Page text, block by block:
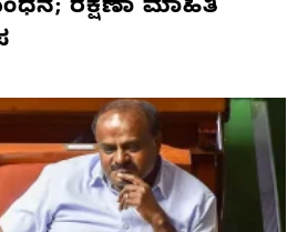
ರಕ್ಷಣಾ ಮಾಹಿತಿ